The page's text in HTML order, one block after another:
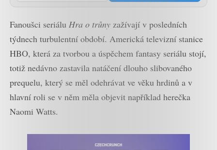
Fanoušci seriálu Hra o trůny zažívají v posledních
týdnech turbulentní období. Americká televizní stanice
HBO, která za tvorbou a úspěchem fantasy seriálu stojí,
totiž nedávno zastavila natáčení dlouho slibovaného
prequelu, který se měl odehrávat ve věku hrdinů a v
hlavní roli se v něm měla objevit například herečka
Naomi Watts.